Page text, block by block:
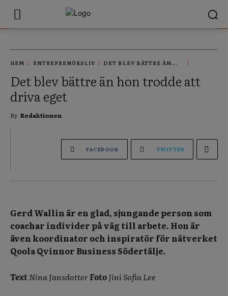
HEM ENTREPRENÖRSLIV DET BLEV BÄTTRE ÄN...
Det blev bättre än hon trodde att
driva eget
By Redaktionen
FACEBOOK TWITTER
Gerd Wallin är en glad, sjungande person som
coachar individer på väg till arbete. Hon är
även koordinator och inspiratör för nätverket
Qoola Qvinnor Business Södertälje.
TextNina JansdotterFotoJini Sofia Lee